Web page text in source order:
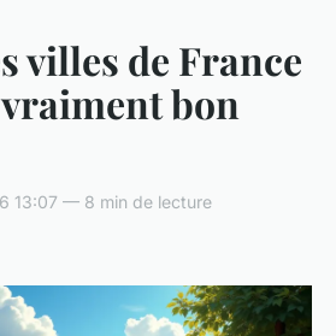
villes de France
bon
13:07 — 8 min de lecture